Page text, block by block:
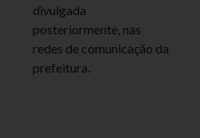
divulgada
posteriormente, nas
redes de comunicação da
prefeitura.